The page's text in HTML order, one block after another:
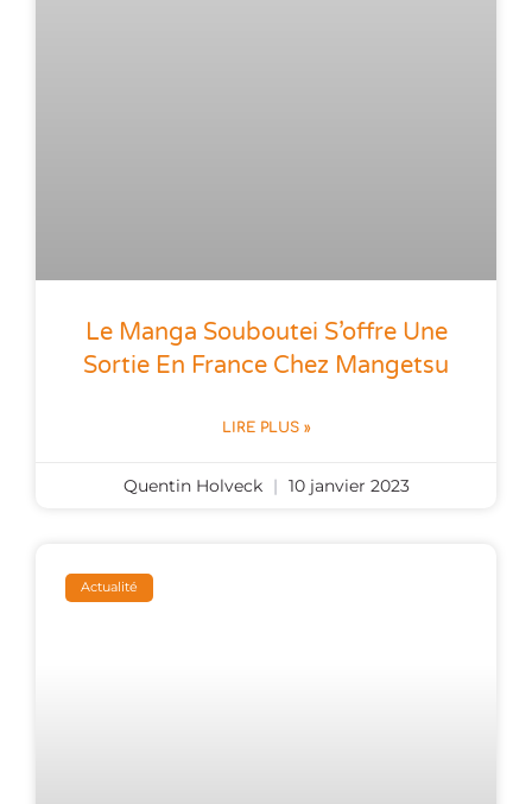
Le Manga Souboutei S’offre Une
Sortie En France Chez Mangetsu
LIRE PLUS »
Quentin Holveck 10 janvier 2023
Actualité